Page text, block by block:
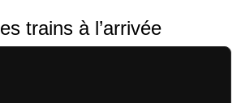
trains à l’arrivée